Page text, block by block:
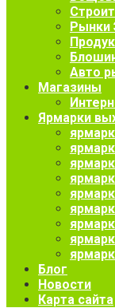
Рынки
Авто
Магазины
Ярмарки
Блог
Новости
Карта сайта